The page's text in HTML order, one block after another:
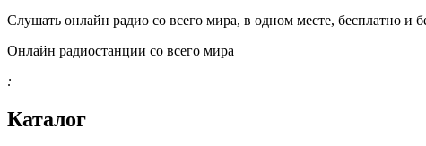
Слушать онлайн радио со всего мира, в одном месте, бесплатно и
Онлайн радиостанции со всего мира
:
Каталог